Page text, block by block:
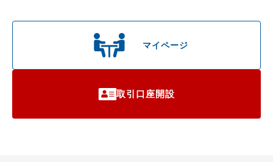
マイページ
取引口座開設